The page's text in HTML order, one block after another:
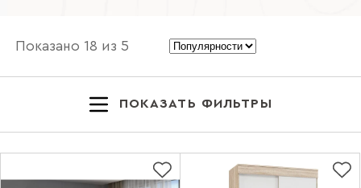
Показано 18 из 5
ПОКАЗАТЬ ФИЛЬТРЫ